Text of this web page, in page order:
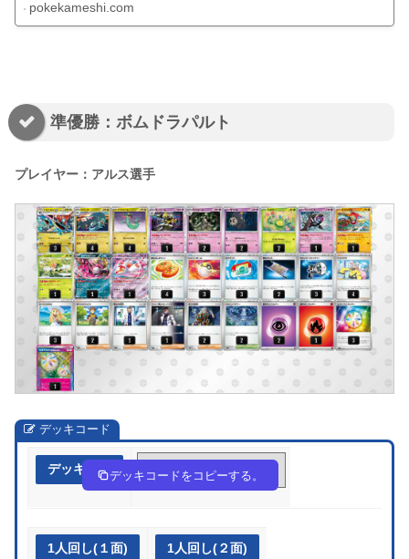
pokekameshi.com
準優勝：ボムドラパルト
プレイヤー：アルス選手
デッキコード
デッキ作成 8xc8Dc-7eUY0I-x8JxGG
デッキコードをコピーする。
1人回し(１面) 1人回し(２面)